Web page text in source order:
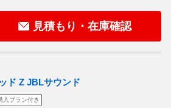
見積もり・在庫確認
ド Z JBLサウンド
入プラン付き